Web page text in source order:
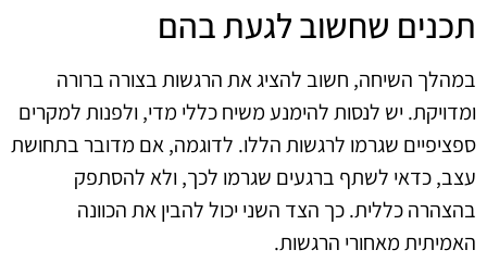
תכנים שחשוב לגעת בהם
במהלך השיחה, חשוב להציג את הרגשות בצורה ברורה
ומדויקת. יש לנסות להימנע משיח כללי מדי, ולפנות למקרים
ספציפיים שגרמו לרגשות הללו. לדוגמה, אם מדובר בתחושת
עצב, כדאי לשתף ברגעים שגרמו לכך, ולא להסתפק
בהצהרה כללית. כך הצד השני יכול להבין את הכוונה
האמיתית מאחורי הרגשות.